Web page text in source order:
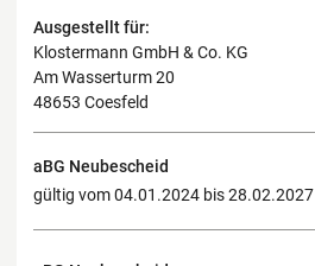
Ausgestellt für:
Klostermann GmbH & Co. KG
Am Wasserturm 20
48653 Coesfeld
aBG Neubescheid
gültig vom 04.01.2024 bis 28.02.2027